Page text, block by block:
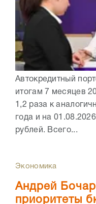
Автокредитный
итогам 7 месяцев
1,2 раза к
года и на
рублей. Всего...
Экономика
Андрей
приоритеты